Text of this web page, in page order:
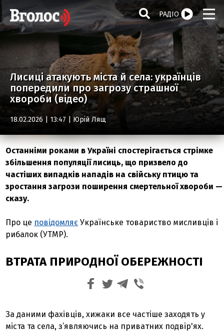
РАДІО
Лисиці атакують міста й села: українців
попередили про загрозу страшної
хвороби (відео)
18.02.2026 | 13:47 | Юрій Лящ
Останніми роками в Україні спостерігається стрімке
збільшення популяції лисиць, що призвело до
частіших випадків нападів на свійську птицю та
зростання загрози поширення смертельної хвороби —
сказу.
Про це повідомляє Українське товариство мисливців і
рибалок (УТМР).
ВТРАТА ПРИРОДНОЇ ОБЕРЕЖНОСТІ
За даними фахівців, хижаки все частіше заходять у
міста та села, з’являючись на приватних подвір'ях.